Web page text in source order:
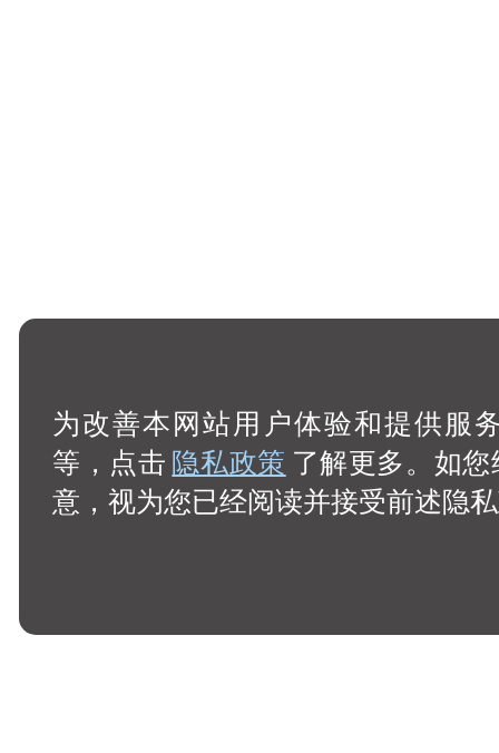
为改善本网站用户体验和提供服
等，点击隐私政策 了解更多。如
意，视为您已经阅读并接受前述隐